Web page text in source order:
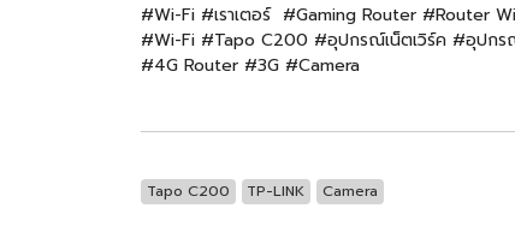
#Wi-Fi #เราเตอร์ #Gaming Router #Router
#Wi-Fi #Tapo C200 #อุปกรณ์เน็ตเวิร์ค #อุปก
#4G Router #3G #Camera
Tapo C200 TP-LINK Camera